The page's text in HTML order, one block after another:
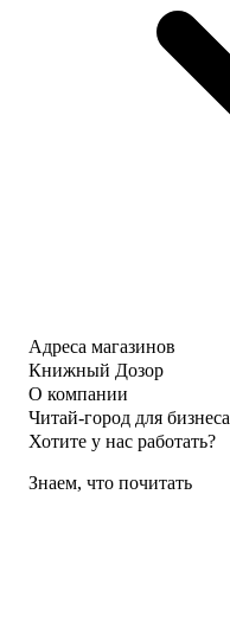
Адреса магазинов
Книжный Дозор
О компании
Читай-город для бизнеса
Хотите у нас работать?
Знаем, что почитать